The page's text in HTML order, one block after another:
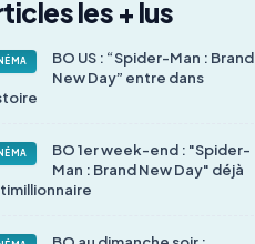
les + lus
BO US : “Spider-Man : Brand
New Day” entre dans
BO 1er week-end : "Spider-
Man : Brand New Day" déjà